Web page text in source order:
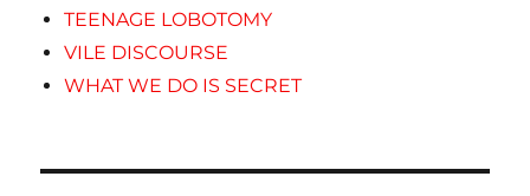
TEENAGE LOBOTOMY
VILE DISCOURSE
WHAT WE DO IS SECRET